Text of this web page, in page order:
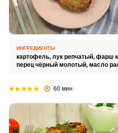
ИНГРЕДИЕНТЫ
картофель, лук репчатый, фарш
перец чёрный молотый, масло
60 мин